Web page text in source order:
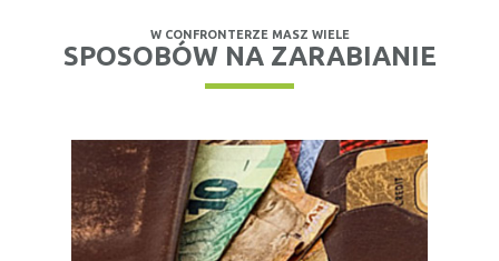
W CONFRONTERZE MASZ WIELE
SPOSOBÓW NA ZARABIANIE